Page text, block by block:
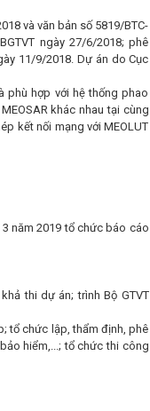
và văn bản số 5819/BTC-
ngày 27/6/2018; phê
11/9/2018. Dự án do Cục
phù hợp với hệ thống phao
khác nhau tại cùng
kết nối mạng với MEOLUT
năm 2019 tổ chức báo cáo
thi dự án; trình Bộ GTVT
tổ chức lập, thẩm định, phê
hiểm,...; tổ chức thi công